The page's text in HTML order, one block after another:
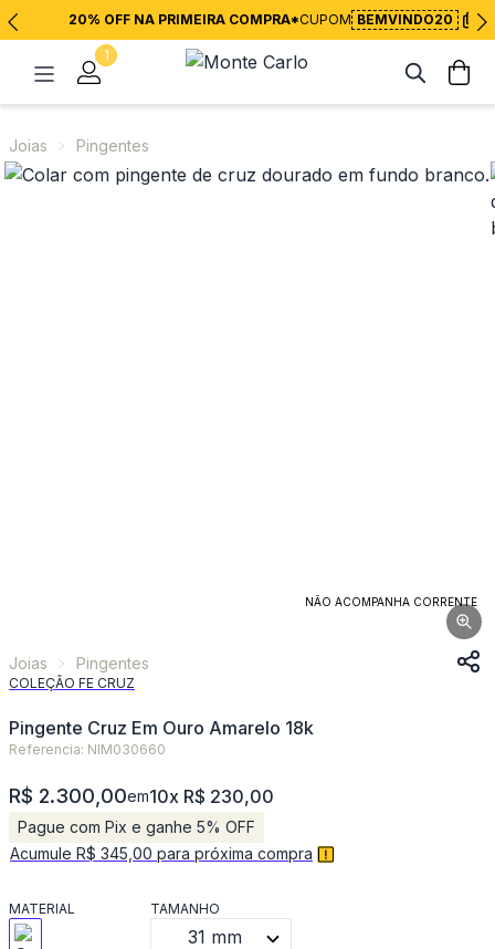
20% OFF NA PRIMEIRA COMPRA*CUPOM BEMVINDO20
1
Joias Pingentes
NÃO ACOMPANHA CORRENTE
Joias Pingentes
COLEÇÃO FE CRUZ
Pingente Cruz Em Ouro Amarelo 18k
Referencia: NIM030660
R$ 2.300,00em10x R$ 230,00
Pague com Pix e ganhe 5% OFF
Acumule R$ 345,00 para próxima compra
MATERIAL TAMANHO
31 mm